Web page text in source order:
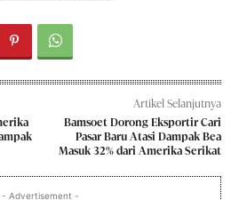
Artikel Selanjutnya
Bamsoet Dorong Eksportir Cari
Pasar Baru Atasi Dampak Bea
Masuk 32% dari Amerika Serikat
- Advertisement -